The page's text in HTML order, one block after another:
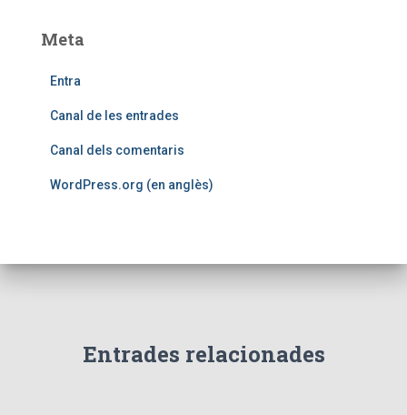
Meta
Entra
Canal de les entrades
Canal dels comentaris
WordPress.org (en anglès)
Entrades relacionades